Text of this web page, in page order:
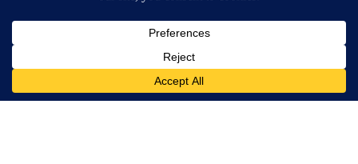
Available for iOS and Android